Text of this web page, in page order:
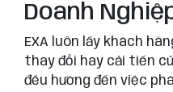
Doanh
EXA luôn lấy khách
thay đổi hay cải tiến
đều hướng đến việc